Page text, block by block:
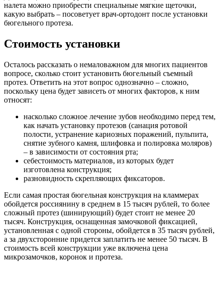
налета можно приобрести специальные мягкие щеточки,
какую выбрать – посоветует врач-ортодонт после установки
бюгельного протеза.
Стоимость установки
Осталось рассказать о немаловажном для многих пациентов
вопросе, сколько стоит установить бюгельный съемный
протез. Ответить на этот вопрос однозначно – сложно,
поскольку цена будет зависеть от многих факторов, к ним
относят:
насколько сложное лечение зубов необходимо перед тем,
как начать установку протезов (санация ротовой
полости, устранение кариозных поражений, пульпита,
снятие зубного камня, шлифовка и полировка моляров)
– в зависимости от состояния рта;
себестоимость материалов, из которых будет
изготовлена конструкция;
разновидность скрепляющих фиксаторов.
Если самая простая бюгельная конструкция на кламмерах
обойдется россиянину в среднем в 15 тысяч рублей, то более
сложный протез (шинирующий) будет стоит не менее 20
тысяч. Конструкция, оснащенная замочковой фиксацией,
установленная с одной стороны, обойдется в 35 тысяч рублей,
а за двухсторонние придется заплатить не менее 50 тысяч. В
стоимость всей конструкции уже включена цена
микрозамочков, коронок и протеза.